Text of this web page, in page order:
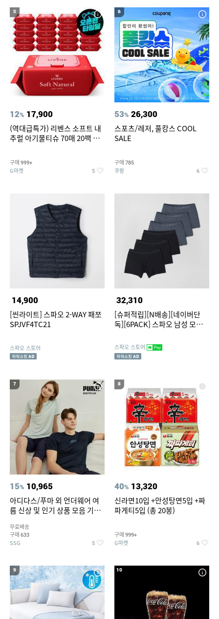
5
12% 17,900
(역대급특가) 리벤스 소프트 내
추럴 아기물티슈 70매 20팩 캡
구매 999+
G마켓 5
6
53% 26,300
스포츠/레저, 풀캉스 COOL
SALE
구매 785
쿠팡 6
14,900
[씬라이트] 스파오 2-WAY 패쪼
SPJVF4TC21
스파오 스토어
32,310
[슈퍼적립][N배송][네이버단
독][6PACK] 스파오 남성 모달
스파오 스토어
7
15% 10,965
아디다스/푸마 외 언더웨어 여
름 신상 및 인기 상품 모음 기획
무료배송
구매 633
SSG 5
8
40% 13,320
신라면10입 +안성탕면5입 +짜
파게티5입 (총 20봉)
구매 999+
G마켓 6
9 10